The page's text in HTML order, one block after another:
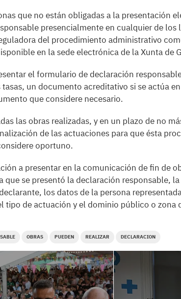
que no están obligadas a la presentación
presencialmente en cualquier de los
del procedimiento administrativo
en la sede electrónica de la Xunta de
el formulario de declaración
tasas, un documento acreditativo si se actúa
que considere necesario.
las obras realizadas, y en un plazo de no
de las actuaciones para que ésta
oportuno.
a presentar en la comunicación de fin de
que se presentó la declaración responsable,
los datos de la persona
tipo de actuación y el dominio público o zona
OBRAS PUEDEN REALIZAR DECLARACION